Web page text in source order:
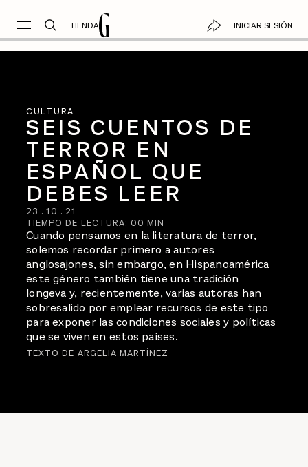
TIENDA INICIAR SESIÓN
CULTURA
SEIS CUENTOS DE
TERROR EN
ESPAÑOL QUE
DEBES LEER
23 . 10 . 21
TIEMPO DE LECTURA: 00 MIN
Cuando pensamos en la literatura de terror,
solemos recordar primero a autores
anglosajones, sin embargo, en Hispanoamérica
este género también tiene una tradición
longeva y, recientemente, varias autoras han
sobresalido por emplear recursos de este tipo
para exponer las condiciones sociales y políticas
que se viven en estos países.
TEXTO DE ARGELIA MARTÍNEZ